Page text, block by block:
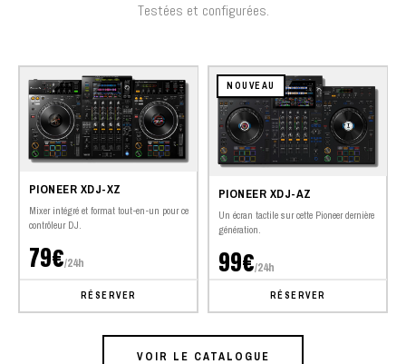
Testées et configurées.
PIONEER XDJ-XZ
Mixer intégré et format tout-en-un pour ce
contrôleur DJ.
79€/24h
RÉSERVER
NOUVEAU
PIONEER XDJ-AZ
Un écran tactile sur cette Pioneer dernière
génération.
99€/24h
RÉSERVER
VOIR LE CATALOGUE